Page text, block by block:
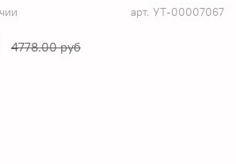
арт. УТ-00007067
4778.00 руб